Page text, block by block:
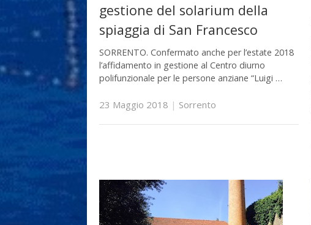
gestione del solarium della
spiaggia di San Francesco
SORRENTO. Confermato anche per l’estate 2018
l’affidamento in gestione al Centro diurno
polifunzionale per le persone anziane “Luigi …
23 Maggio 2018 | Sorrento